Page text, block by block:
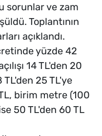
sorunlar ve zam
Toplantının
açıklandı.
yüzde 42
14 TL'den 20
25 TL'ye
birim metre (100
50 TL'den 60 TL